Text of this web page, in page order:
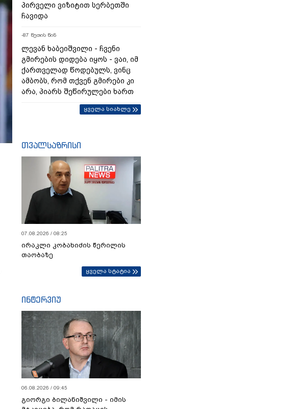
პირველი ვიზიტით სერბეთში
ჩავიდა
-87 წუთის წინ
ლევან ხაბეიშვილი - ჩვენი
გმირების დიდება იყოს - ვაი, იმ
ქართველად წოდებულს, ვინც
ამბობს, რომ თქვენ გმირები კი
არა, პიარს შეწირულები ხართ
ყველა სიახლე
თვალსაზრისი
07.08.2026 / 08:25
ირაკლი კობახიძის წერილის
თაობაზე
ყველა სტატია
ინტერვიუ
06.08.2026 / 09:45
გიორგი ბილანიშვილი - იმის